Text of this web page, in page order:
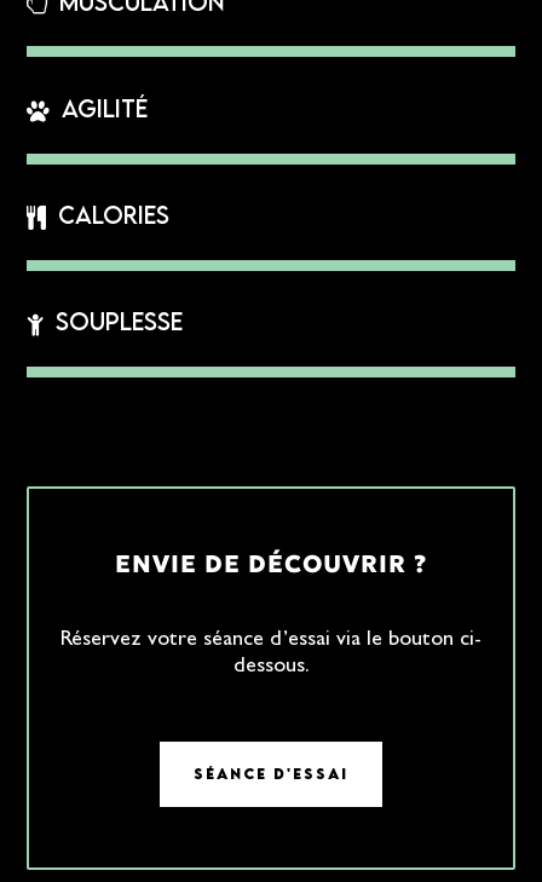
Agilité
Calories
Souplesse
ENVIE DE DÉCOUVRIR ?
Réservez votre séance d’essai via le bouton ci-
dessous.
SÉANCE D'ESSAI